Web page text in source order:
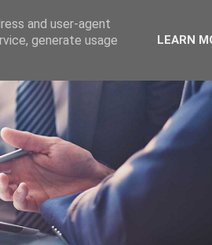
and user-agent
generate usage
LEARN